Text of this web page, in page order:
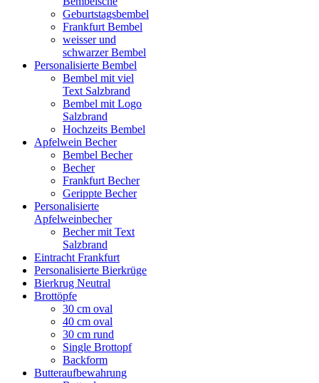
Geburtstagsbembel
Frankfurt Bembel
weisser und
schwarzer Bembel
Personalisierte Bembel
Bembel mit viel
Text Salzbrand
Bembel mit Logo
Salzbrand
Hochzeits Bembel
Apfelwein Becher
Bembel Becher
Becher
Frankfurt Becher
Gerippte Becher
Personalisierte
Apfelweinbecher
Becher mit Text
Salzbrand
Eintracht Frankfurt
Personalisierte Bierkrüge
Bierkrug Neutral
Brottöpfe
30 cm oval
40 cm oval
30 cm rund
Single Brottopf
Backform
Butteraufbewahrung